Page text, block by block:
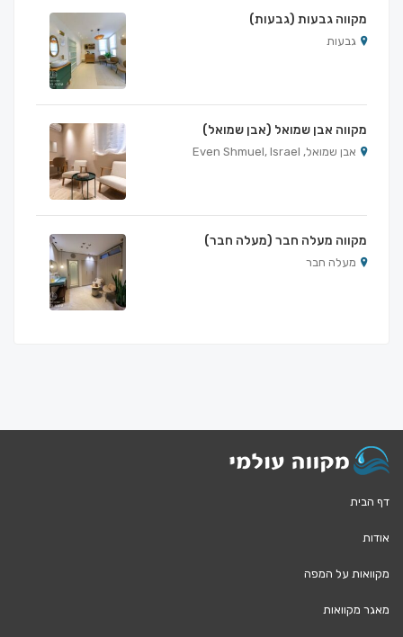
מקווה גבעות (גבעות)
גבעות
מקווה אבן שמואל (אבן שמואל)
אבן שמואל, Even Shmuel, Israel
מקווה מעלה חבר (מעלה חבר)
מעלה חבר
דף הבית
אודות
מקוואות על המפה
מאגר מקוואות